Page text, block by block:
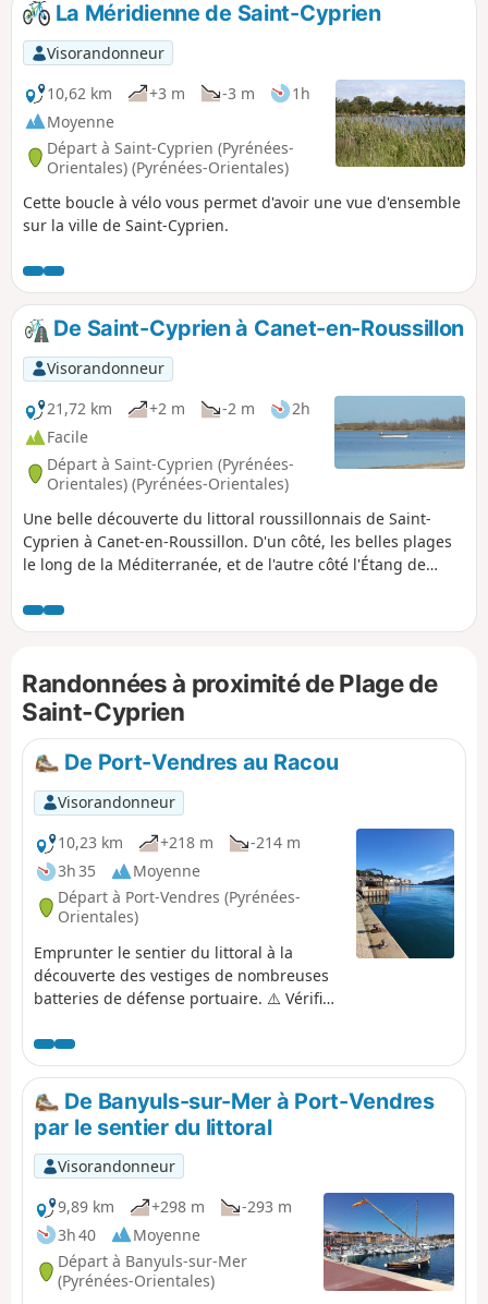
La Méridienne de Saint-Cyprien
Visorandonneur
10,62 km
+3 m -3 m
1h
Moyenne
Départ à Saint-Cyprien (Pyrénées-
Orientales) (Pyrénées-Orientales)
Cette boucle à vélo vous permet d'avoir une vue d'ensemble
sur la ville de Saint-Cyprien.
De Saint-Cyprien à Canet-en-Roussillon
Visorandonneur
21,72 km
+2 m -2 m
2h
Facile
Départ à Saint-Cyprien (Pyrénées-
Orientales) (Pyrénées-Orientales)
Une belle découverte du littoral roussillonnais de Saint-
Cyprien à Canet-en-Roussillon. D'un côté, les belles plages
le long de la Méditerranée, et de l'autre côté l'Étang de
cabanes des pêcheurs est une reconstitution selon sa forme
d'antan et abrite toujours quelque trente pêcheurs en
Randonnées à proximité de Plage de
Saint-Cyprien
De Port-Vendres au Racou
Visorandonneur
10,23 km
+218 m
-214 m
3h 35
Moyenne
Départ à Port-Vendres (Pyrénées-
Orientales)
Emprunter le sentier du littoral à la
découverte des vestiges de nombreuses
batteries de défense portuaire. ⚠️ Vérifiez
littoral reliant Argelès-sur-Mer à Cerbère
ici avant de commencer cette randonnée.
De Banyuls-sur-Mer à Port-Vendres
par le sentier du littoral
Visorandonneur
9,89 km
+298 m
-293 m
3h 40
Moyenne
Départ à Banyuls-sur-Mer
(Pyrénées-Orientales)